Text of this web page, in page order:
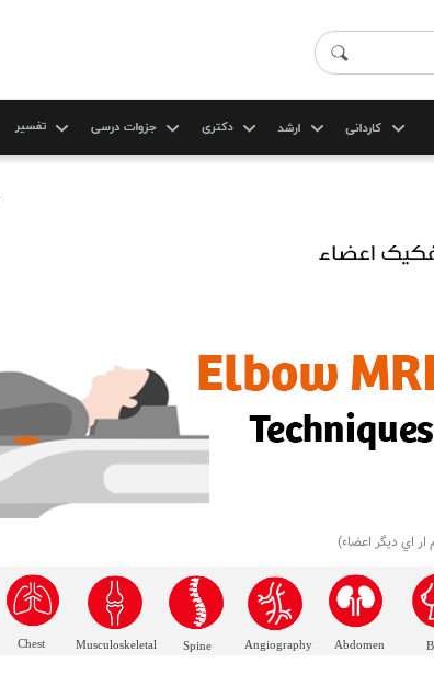
Angiography Abdomen
Chest Spine
Musculoskeletal
ار اي ديگر اعضاء